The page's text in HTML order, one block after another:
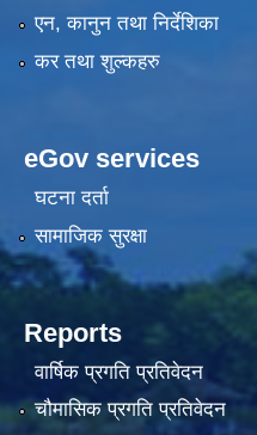
एन, कानुन तथा निर्देशिका
कर तथा शुल्कहरु
eGov services
घटना दर्ता
सामाजिक सुरक्षा
Reports
वार्षिक प्रगति प्रतिवेदन
चौमासिक प्रगति प्रतिवेदन